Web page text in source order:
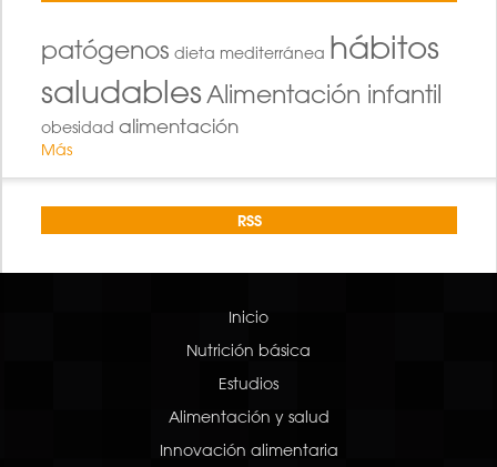
patógenos dieta mediterránea hábitos
saludablesAlimentación infantil
obesidad alimentación
Más
RSS
Inicio
Nutrición básica
Estudios
Alimentación y salud
Innovación alimentaria